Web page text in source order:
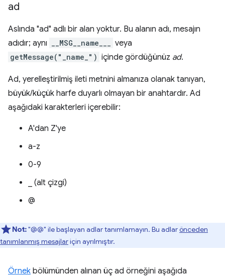
ad
Aslında "ad" adlı bir alan yoktur. Bu alanın adı, mesajın
adıdır; aynı
__MSG__name___ veya
getMessage("_name_") içinde gördüğünüz ad.
Ad, yerelleştirilmiş ileti metnini almanıza olanak tanıyan,
büyük/küçük harfe duyarlı olmayan bir anahtardır. Ad
aşağıdaki karakterleri içerebilir:
A'dan Z'ye
a-z
0-9
_ (alt çizgi)
@
Not:"@@" ile başlayan adlar tanımlamayın. Bu adlarönceden
tanımlanmış mesajlariçin ayrılmıştır.
Örnek bölümünden alınan üç ad örneğini aşağıda